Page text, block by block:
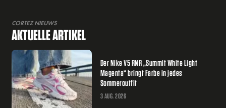
CORTEZ NIEUWS
AKTUELLE ARTIKEL
Der Nike V5 RNR „Summit White Light
Magenta“ bringt Farbe in jedes
Sommeroutfit
3 AUG. 2026